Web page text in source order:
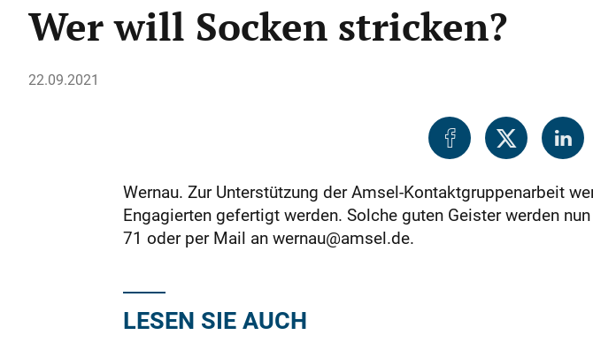
Wer will Socken stricken?
22.09.2021
Wernau. Zur Unterstützung der Amsel-Kontaktgruppenarbeit
Engagierten gefertigt werden. Solche guten Geister werden
71 oder per Mail an wernau@amsel.de.
LESEN SIE AUCH